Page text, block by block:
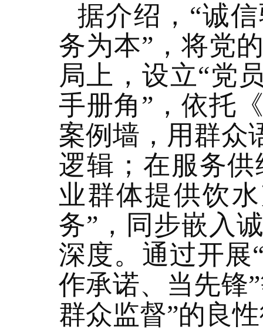
据介绍，“诚
务为本”，将党
局上，设立“党
手册角”，依托
案例墙，用群众
逻辑；在服务
业群体提供饮
务”，同步嵌入
深度。通过开展
作承诺、当先锋
群众监督”的良